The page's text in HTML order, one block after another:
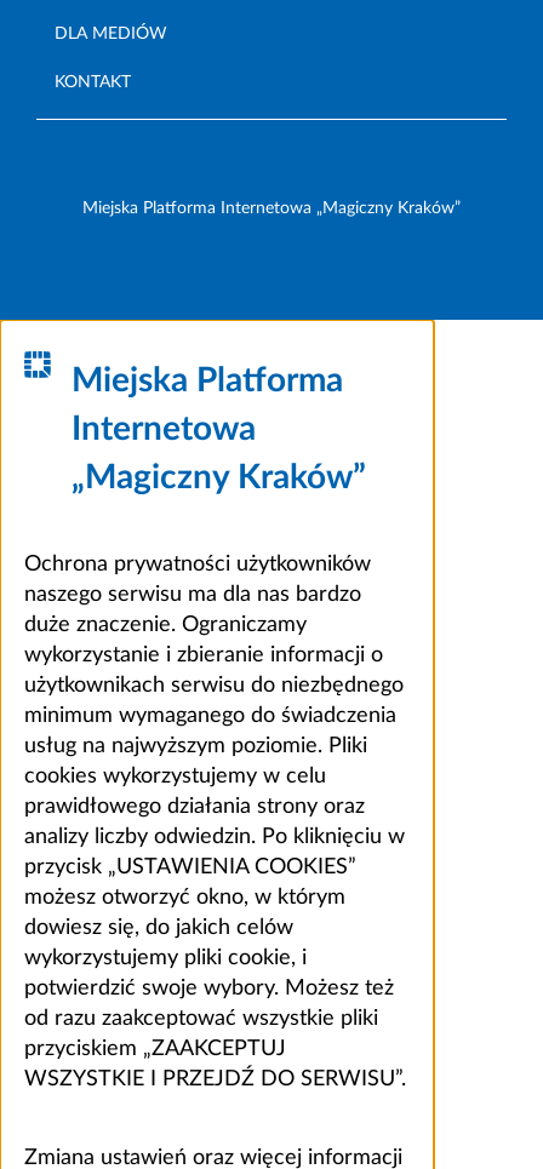
DLA MEDIÓW
KONTAKT
Miejska Platforma Internetowa „Magiczny Kraków”
Miejska Platforma
Internetowa
„Magiczny Kraków”
Ochrona prywatności użytkowników
naszego serwisu ma dla nas bardzo
duże znaczenie. Ograniczamy
wykorzystanie i zbieranie informacji o
użytkownikach serwisu do niezbędnego
minimum wymaganego do świadczenia
usług na najwyższym poziomie. Pliki
cookies wykorzystujemy w celu
prawidłowego działania strony oraz
analizy liczby odwiedzin. Po kliknięciu w
przycisk „USTAWIENIA COOKIES”
możesz otworzyć okno, w którym
dowiesz się, do jakich celów
wykorzystujemy pliki cookie, i
potwierdzić swoje wybory. Możesz też
od razu zaakceptować wszystkie pliki
przyciskiem „ZAAKCEPTUJ
WSZYSTKIE I PRZEJDŹ DO SERWISU”.
Zmiana ustawień oraz więcej informacji